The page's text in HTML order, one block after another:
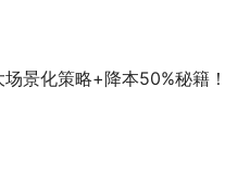
景化策略+降本50%秘籍！